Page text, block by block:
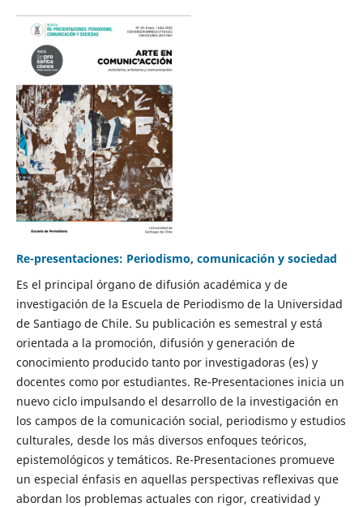
Re-presentaciones: Periodismo, comunicación y sociedad
Es el principal órgano de difusión académica y de
investigación de la Escuela de Periodismo de la Universidad
de Santiago de Chile. Su publicación es semestral y está
orientada a la promoción, difusión y generación de
conocimiento producido tanto por investigadoras (es) y
docentes como por estudiantes. Re-Presentaciones inicia un
nuevo ciclo impulsando el desarrollo de la investigación en
los campos de la comunicación social, periodismo y estudios
culturales, desde los más diversos enfoques teóricos,
epistemológicos y temáticos. Re-Presentaciones promueve
un especial énfasis en aquellas perspectivas reflexivas que
abordan los problemas actuales con rigor, creatividad y